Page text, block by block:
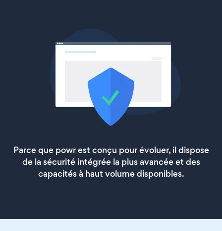
Parce que powr est conçu pour évoluer, il dispose
de la sécurité intégrée la plus avancée et des
capacités à haut volume disponibles.